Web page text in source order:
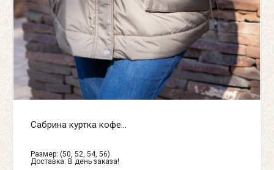
Сабрина куртка кофе...
Размер: (50, 52, 54, 56)
Доставка: В день заказа!